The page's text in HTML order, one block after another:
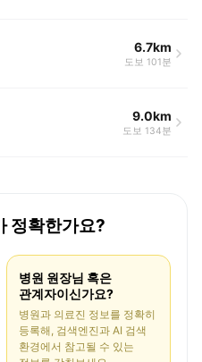
6.7km
도보 101분
9.0km
도보 134분
정확한가요?
병원 원장님 혹은
관계자이신가요?
병원과 의료진 정보를 정확히
등록해, 검색엔진과 AI 검색
환경에서 참고될 수 있는